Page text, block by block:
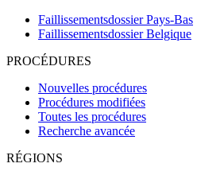
Faillissementsdossier Pays-Bas
Faillissementsdossier Belgique
PROCÉDURES
Nouvelles procédures
Procédures modifiées
Toutes les procédures
Recherche avancée
RÉGIONS